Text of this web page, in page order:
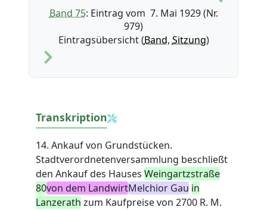
Band 75: Eintrag vom 7. Mai 1929 (Nr.
979)
Eintragsübersicht (Band, Sitzung)
Transkription
14. Ankauf von Grundstücken.
Stadtverordnetenversammlung beschließt
den Ankauf des HausesWeingartzstraße
80von dem LandwirtMelchior Gau in
Lanzerath zum Kaufpreise von 2700 R. M.